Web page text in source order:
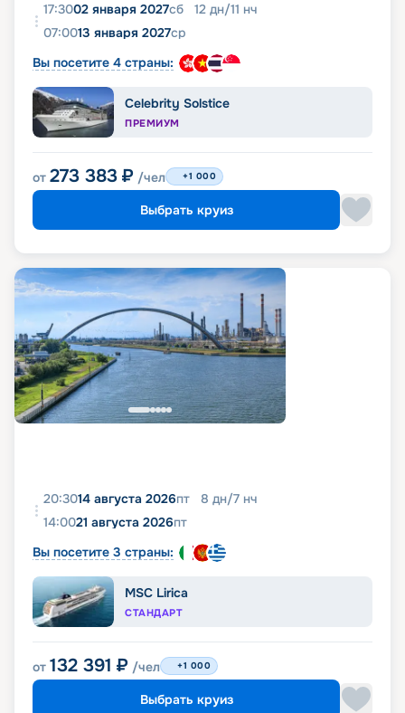
17:3002 января 2027сб 12 дн/11 нч
07:0013 января 2027ср
Вы посетите 4 страны:
Celebrity Solstice
ПРЕМИУМ
от 273 383 ₽ /чел +1 000
Выбрать круиз
20:3014 августа 2026пт 8 дн/7 нч
14:0021 августа 2026пт
Вы посетите 3 страны:
MSC Lirica
СТАНДАРТ
от 132 391 ₽ /чел +1 000
Выбрать круиз